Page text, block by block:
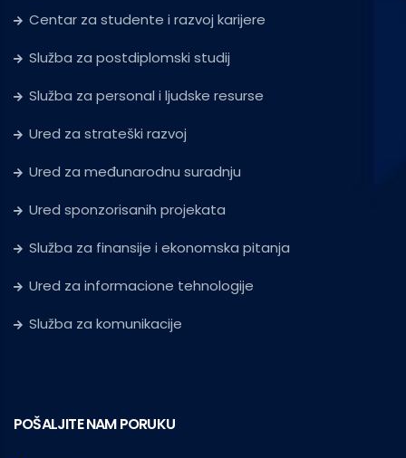
Centar za studente i razvoj karijere
Služba za postdiplomski studij
Služba za personal i ljudske resurse
Ured za strateški razvoj
Ured za međunarodnu suradnju
Ured sponzorisanih projekata
Služba za finansije i ekonomska pitanja
Ured za informacione tehnologije
Služba za komunikacije
POŠALJITE NAM PORUKU